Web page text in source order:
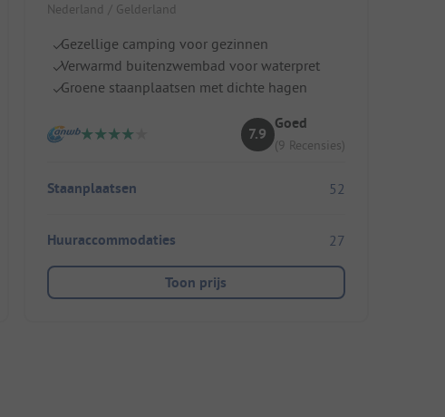
Nederland / Gelderland
Gezellige camping voor gezinnen
Verwarmd buitenzwembad voor waterpret
Groene staanplaatsen met dichte hagen
7.9
Goed
(9 Recensies)
Staanplaatsen 52
Huuraccommodaties 27
Toon prijs